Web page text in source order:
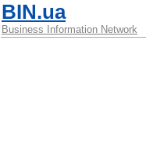
BIN.ua
Business Information Network